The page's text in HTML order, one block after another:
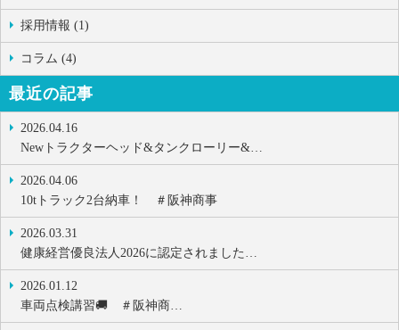
採用情報 (1)
コラム (4)
最近の記事
2026.04.16
Newトラクターヘッド&タンクローリー&…
2026.04.06
10tトラック2台納車！ ＃阪神商事
2026.03.31
健康経営優良法人2026に認定されました…
2026.01.12
車両点検講習🚚 ＃阪神商…